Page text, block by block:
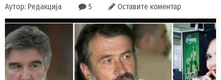
Аутор: Редакција 5 Оставите коментар